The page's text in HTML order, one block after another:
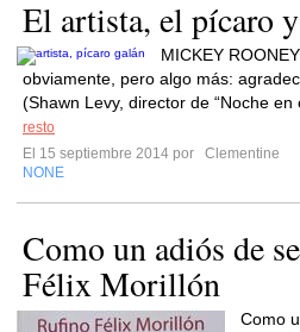
El artista, el pícaro
MICKEY
obviamente, pero algo más:
(Shawn Levy, director de “Noche en
resto
El 15 septiembre 2014 por
Clementine
NONE
Como un adiós de
Félix Morillón
Como